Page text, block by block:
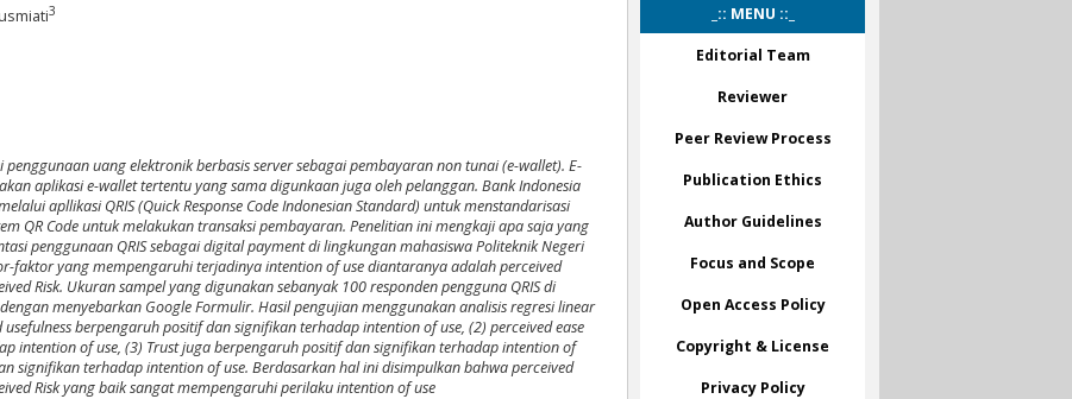
_:: MENU ::_
Editorial Team
Reviewer
Peer Review Process
Publication Ethics
Author Guidelines
Focus and Scope
Open Access Policy
Copyright & License
Privacy Policy
3
uang elektronik berbasis server sebagai pembayaran non tunai (e-wallet). E-
aplikasi e-wallet tertentu yang sama digunkaan juga oleh pelanggan. Bank Indonesia
apllikasi QRIS (Quick Response Code Indonesian Standard) untuk menstandarisasi
QR Code untuk melakukan transaksi pembayaran. Penelitian ini mengkaji apa saja yang
penggunaan QRIS sebagai digital payment di lingkungan mahasiswa Politeknik Negeri
faktor yang mempengaruhi terjadinya intention of use diantaranya adalah perceived
Risk. Ukuran sampel yang digunakan sebanyak 100 responden pengguna QRIS di
menyebarkan Google Formulir. Hasil pengujian menggunakan analisis regresi linear
berpengaruh positif dan signifikan terhadap intention of use, (2) perceived ease
intention of use, (3) Trust juga berpengaruh positif dan signifikan terhadap intention of
signifikan terhadap intention of use. Berdasarkan hal ini disimpulkan bahwa perceived
Risk yang baik sangat mempengaruhi perilaku intention of use